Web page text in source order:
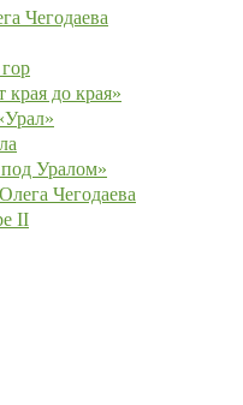
Чегодаева
до края»
Уралом»
Чегодаева
II